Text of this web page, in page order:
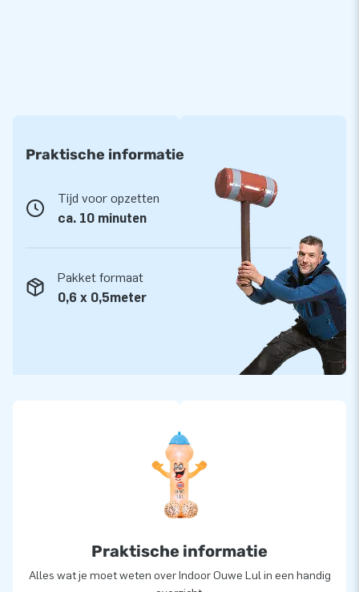
Praktische informatie
Tijd voor opzetten
ca. 10 minuten
Pakket formaat
0,6 x 0,5meter
Praktische informatie
Alles wat je moet weten over Indoor Ouwe Lul in een handig